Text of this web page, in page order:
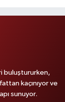
buluştururken,
kaçınıyor ve
sunuyor.